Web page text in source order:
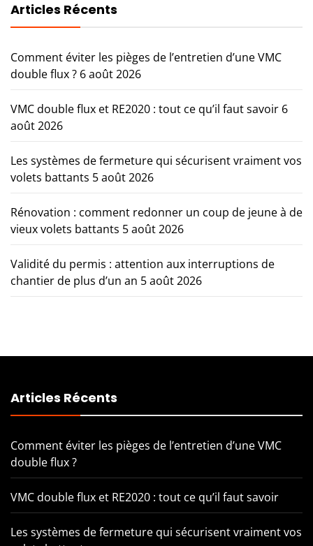
Articles Récents
Comment éviter les pièges de l’entretien d’une VMC
double flux ? 6 août 2026
VMC double flux et RE2020 : tout ce qu’il faut savoir 6
août 2026
Les systèmes de fermeture qui sécurisent vraiment vos
volets battants 5 août 2026
Rénovation : comment redonner un coup de jeune à de
vieux volets battants 5 août 2026
Validité du permis : attention aux interruptions de
chantier de plus d’un an 5 août 2026
Articles Récents
Comment éviter les pièges de l’entretien d’une VMC
double flux ?
VMC double flux et RE2020 : tout ce qu’il faut savoir
Les systèmes de fermeture qui sécurisent vraiment vos